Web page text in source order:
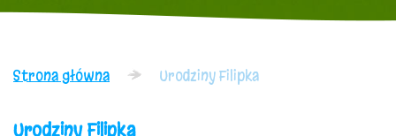
Strona główna Urodziny Filipka
Urodziny Filipka